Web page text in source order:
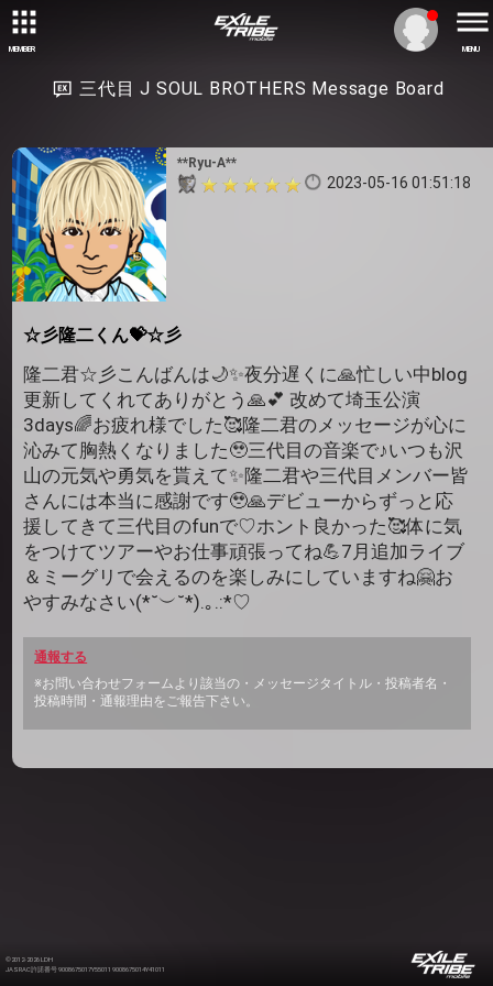
MEMBER MENU
三代目 J SOUL BROTHERS Message Board
**Ryu-A**
2023-05-16 01:51:18
☆彡隆二くん💝☆彡
隆二君☆彡こんばんは🌙✨夜分遅くに🙏忙しい中blog
更新してくれてありがとう🙏💕 改めて埼玉公演
3days🌈お疲れ様でした🥰隆二君のメッセージが心に
沁みて胸熱くなりました🥹三代目の音楽で♪いつも沢
山の元気や勇気を貰えて✨隆二君や三代目メンバー皆
さんには本当に感謝です🥹🙏デビューからずっと応
援してきて三代目のfunで♡ホント良かった🥰体に気
をつけてツアーやお仕事頑張ってね💪7月追加ライブ
＆ミーグリで会えるのを楽しみにしていますね🤗お
やすみなさい(*˘︶˘*).｡.:*♡
通報する
※お問い合わせフォームより該当の・メッセージタイトル・投稿者名・
投稿時間・通報理由をご報告下さい。
©2012-2026 LDH
JASRAC許諾番号 9008675017Y55011 9008675014Y41011